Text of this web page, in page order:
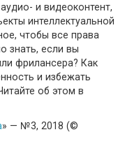
и видеоконтент,
интеллектуальной
чтобы все права
знать, если вы
фрилансера? Как
и избежать
об этом в
» — №3, 2018 (©